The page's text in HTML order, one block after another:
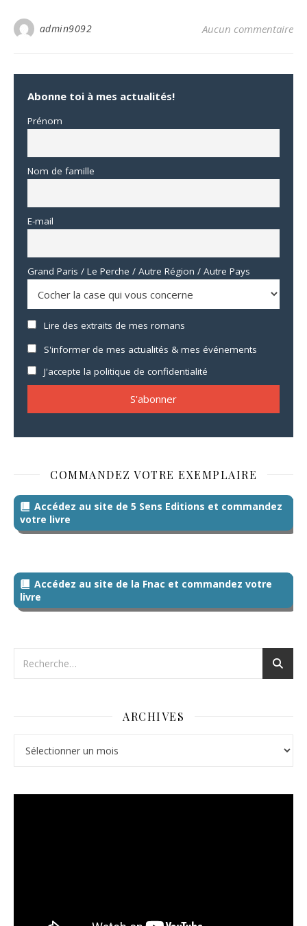
admin9092 Aucun commentaire
Abonne toi à mes actualités!
Prénom
Nom de famille
E-mail
Grand Paris / Le Perche / Autre Région / Autre Pays
Lire des extraits de mes romans
S'informer de mes actualités & mes événements
J'accepte la politique de confidentialité
COMMANDEZ VOTRE EXEMPLAIRE
Accédez au site de 5 Sens Editions et commandez
votre livre
Accédez au site de la Fnac et commandez votre
livre
ARCHIVES